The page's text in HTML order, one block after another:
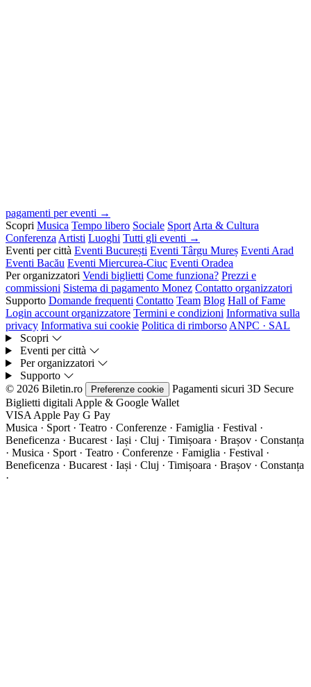
pagamenti per eventi →
Scopri Musica Tempo libero Sociale Sport Arta & Cultura
Conferenza Artisti Luoghi Tutti gli eventi →
Eventi per città Eventi București Eventi Târgu Mureș Eventi Arad
Eventi Bacău Eventi Miercurea-Ciuc Eventi Oradea
Per organizzatori Vendi biglietti Come funziona? Prezzi e
commissioni Sistema di pagamento Monez Contatto organizzatori
Supporto Domande frequenti Contatto Team Blog Hall of Fame
Login account organizzatore Termini e condizioni Informativa sulla
privacy Informativa sui cookie Politica di rimborso ANPC · SAL
Scopri
Eventi per città
Per organizzatori
Supporto
© 2026 Biletin.ro
Preferenze cookie Pagamenti sicuri 3D Secure
Biglietti digitali Apple & Google Wallet
VISA Apple Pay G Pay
Musica · Sport · Teatro · Conferenze · Famiglia · Festival ·
Beneficenza · Bucarest · Iași · Cluj · Timișoara · Brașov · Constanța
· Musica · Sport · Teatro · Conferenze · Famiglia · Festival ·
Beneficenza · Bucarest · Iași · Cluj · Timișoara · Brașov · Constanța
·